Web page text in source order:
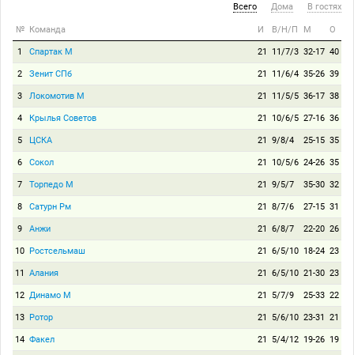
Всего Дома В гостях
№ Команда И В/Н/П М О
1 Спартак М 21 11/7/3 32-17 40
2 Зенит СПб 21 11/6/4 35-26 39
3 Локомотив М 21 11/5/5 36-17 38
4 Крылья Советов 21 10/6/5 27-16 36
5 ЦСКА 21 9/8/4 25-15 35
6 Сокол 21 10/5/6 24-26 35
7 Торпедо М 21 9/5/7 35-30 32
8 Сатурн Рм 21 8/7/6 27-15 31
9 Анжи 21 6/8/7 22-20 26
10 Ростсельмаш 21 6/5/10 18-24 23
11 Алания 21 6/5/10 21-30 23
12 Динамо М 21 5/7/9 25-33 22
13 Ротор 21 5/6/10 23-31 21
14 Факел 21 5/4/12 19-26 19